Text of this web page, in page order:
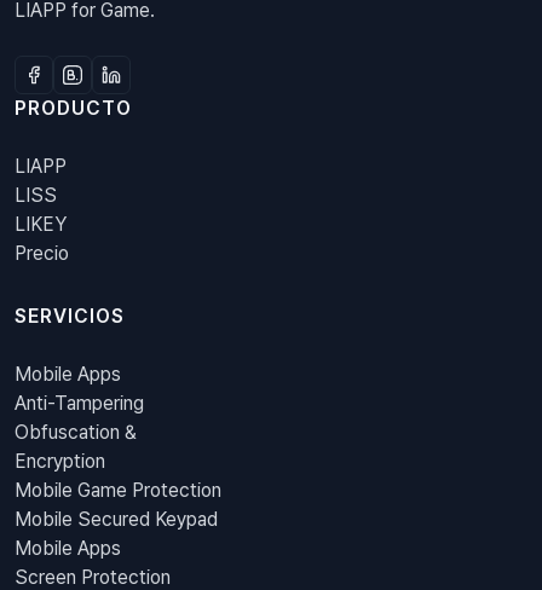
LIAPP for Game.
PRODUCTO
LIAPP
LISS
LIKEY
Precio
SERVICIOS
Mobile Apps
Anti-Tampering
Obfuscation &
Encryption
Mobile Game Protection
Mobile Secured Keypad
Mobile Apps
Screen Protection